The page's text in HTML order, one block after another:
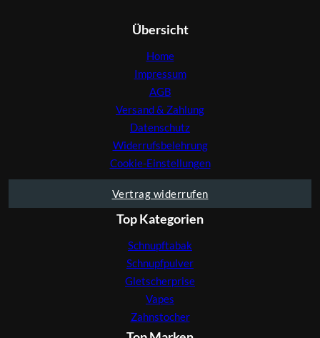
Übersicht
Home
Impressum
AGB
Versand & Zahlung
Datenschutz
Widerrufsbelehrung
Cookie-Einstellungen
Vertrag widerrufen
Top Kategorien
Schnupftabak
Schnupfpulver
Gletscherprise
Vapes
Zahnstocher